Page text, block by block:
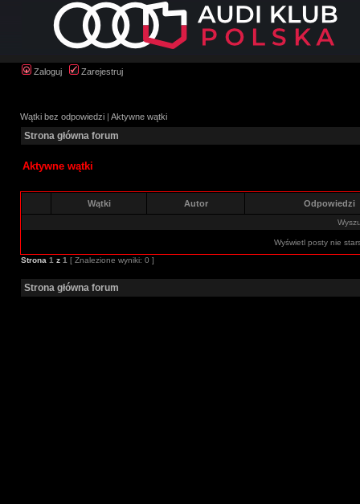
Zaloguj Zarejestruj
Wątki bez odpowiedzi | Aktywne wątki
Strona główna forum
Aktywne wątki
Wątki Autor Odpowiedzi
Wyświetl posty nie
Strona 1 z 1 [ Znalezione wyniki: 0 ]
Strona główna forum